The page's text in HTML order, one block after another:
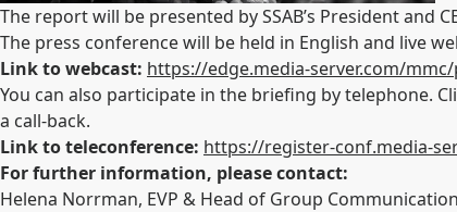
The report will be presented by SSAB’s President and
The press conference will be held in English and live
Link to webcast: https://edge.media-server.com/
You can also participate in the briefing by telephone.
a call-back.
Link to teleconference: https://register-conf.media-
For further information, please contact:
Helena Norrman, EVP & Head of Group